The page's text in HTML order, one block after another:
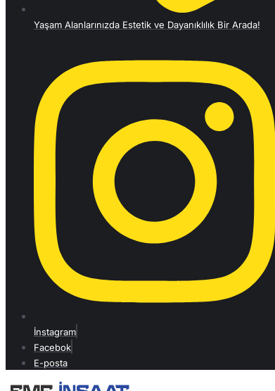
Yaşam Alanlarınızda Estetik ve Dayanıklılık Bir Arada!
İnstagram
Facebok
E-posta